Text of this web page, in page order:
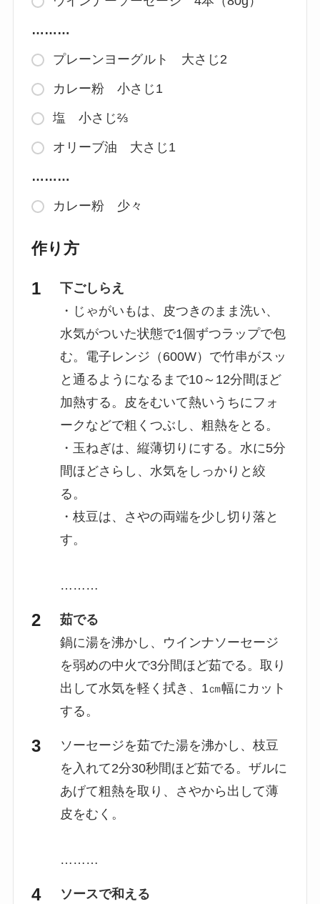
………
プレーンヨーグルト 大さじ2
カレー粉 小さじ1
塩 小さじ⅔
オリーブ油 大さじ1
………
カレー粉 少々
作り方
下ごしらえ
・じゃがいもは、皮つきのまま洗い、
水気がついた状態で1個ずつラップで包
む。電子レンジ（600W）で竹串がスッ
と通るようになるまで10～12分間ほど
加熱する。皮をむいて熱いうちにフォ
ークなどで粗くつぶし、粗熱をとる。
・玉ねぎは、縦薄切りにする。水に5分
間ほどさらし、水気をしっかりと絞
る。
・枝豆は、さやの両端を少し切り落と
す。
………
茹でる
鍋に湯を沸かし、ウインナソーセージ
を弱めの中火で3分間ほど茹でる。取り
出して水気を軽く拭き、1㎝幅にカット
する。
ソーセージを茹でた湯を沸かし、枝豆
を入れて2分30秒間ほど茹でる。ザルに
あげて粗熱を取り、さやから出して薄
皮をむく。
………
ソースで和える